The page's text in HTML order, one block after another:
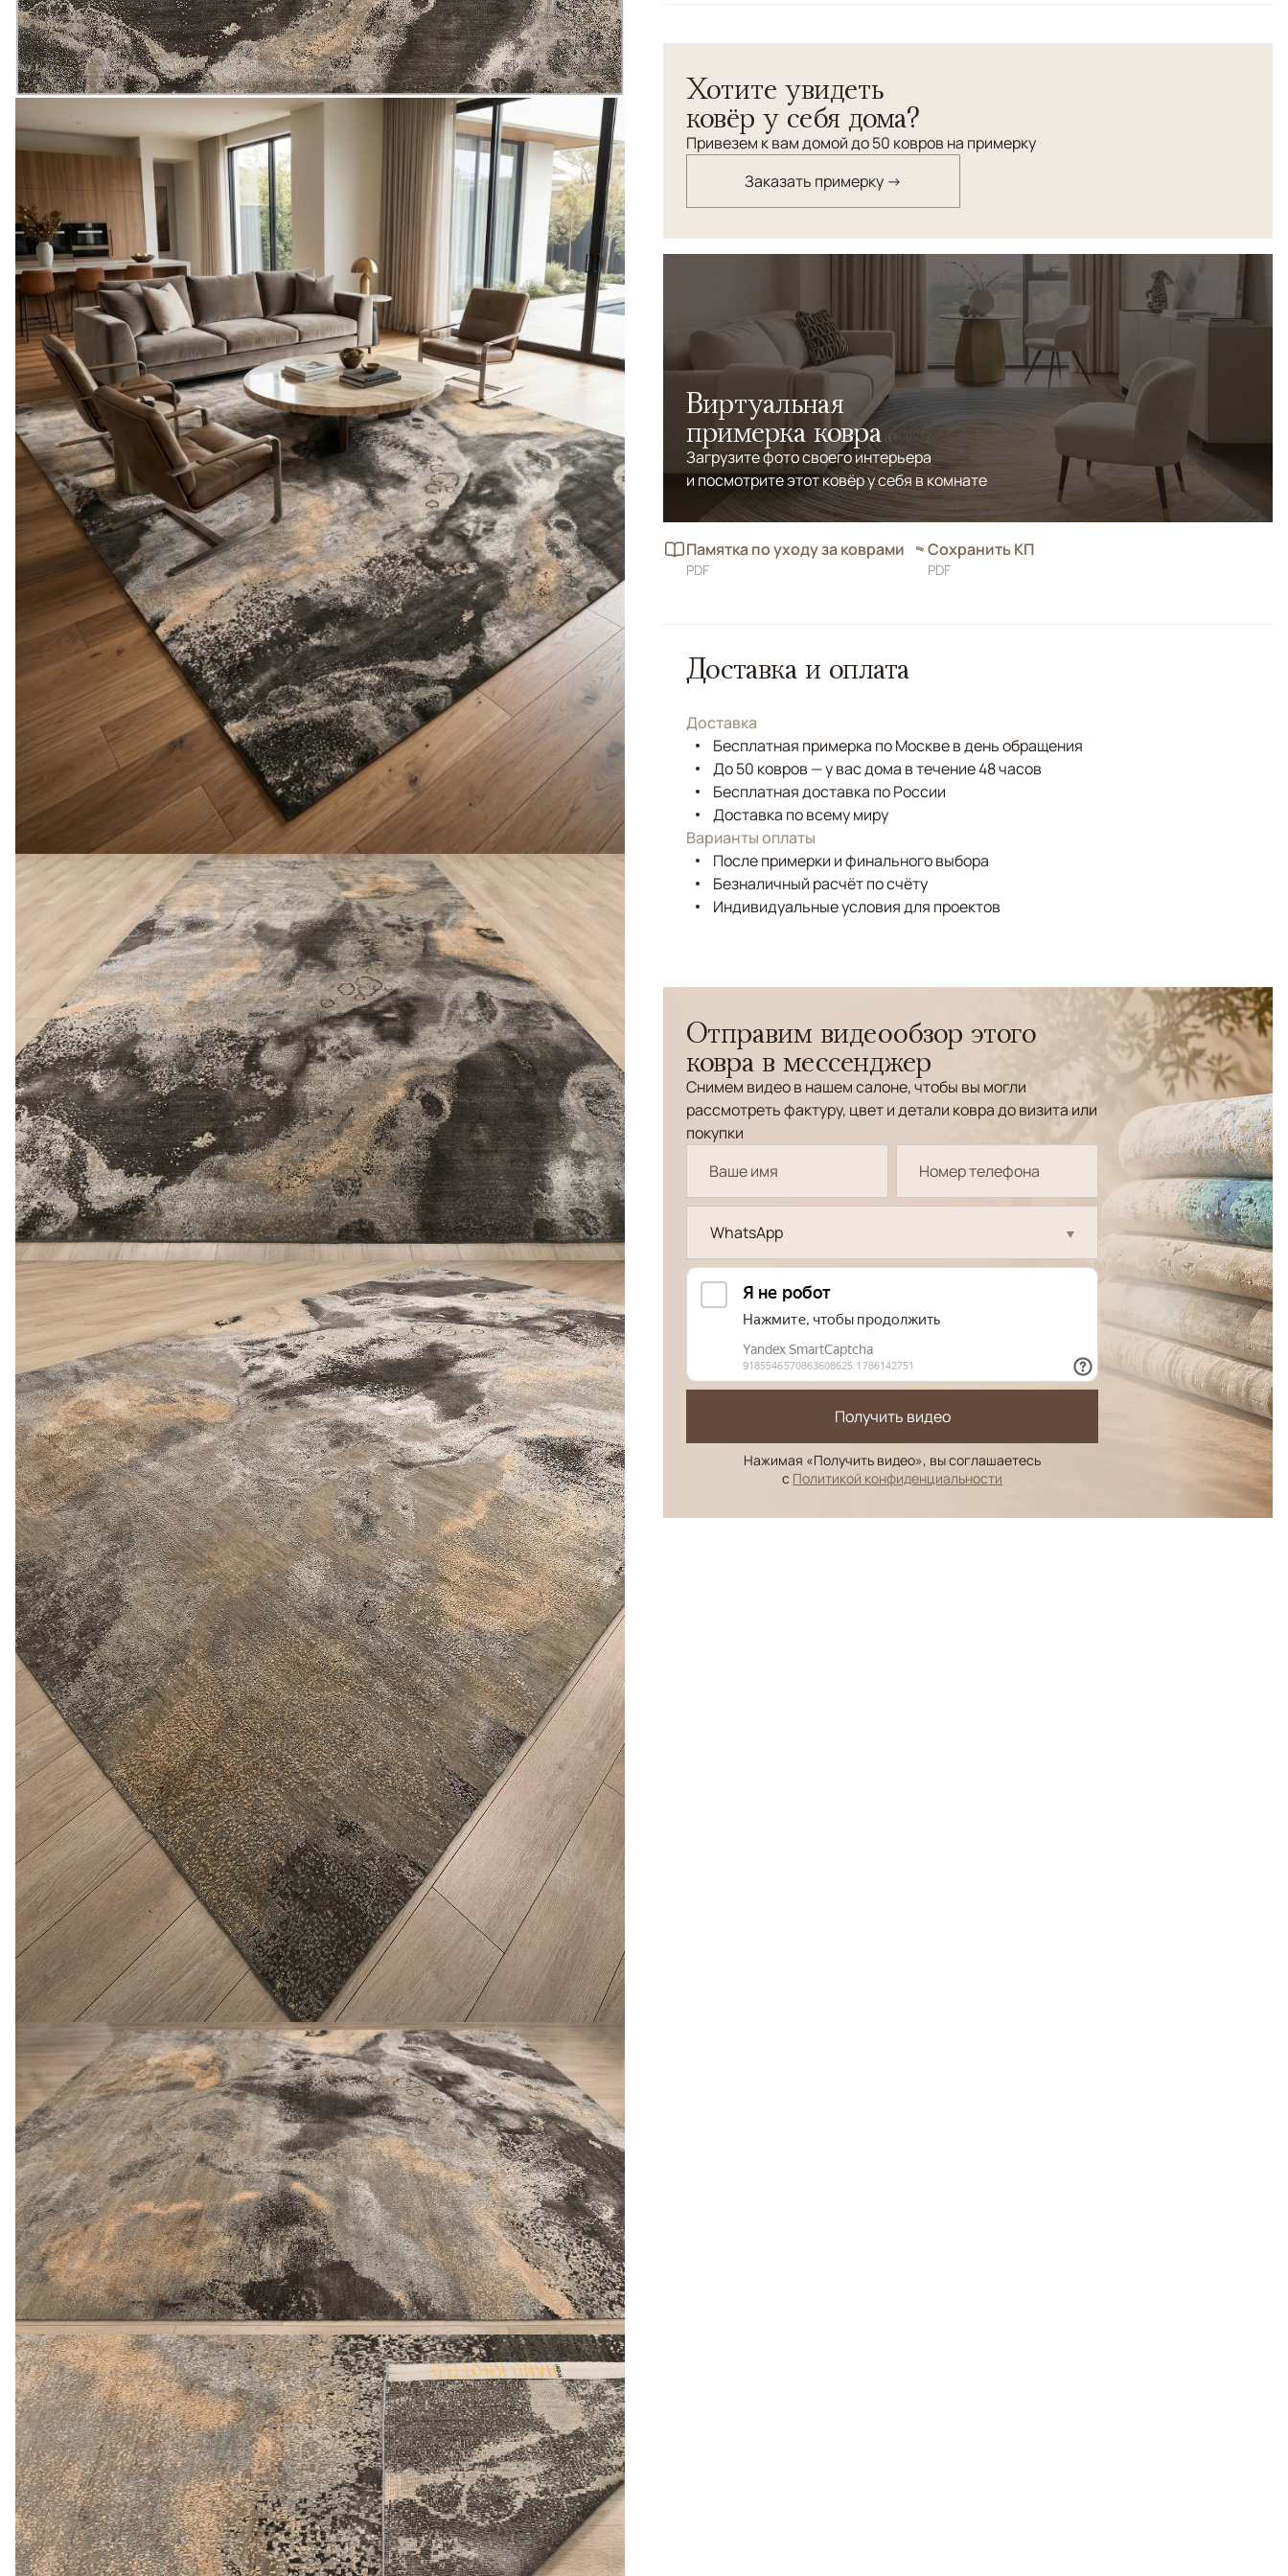
Хотите увидеть
ковёр у себя дома?
Привезем к вам домой до 50 ковров на примерку
Заказать примерку →
Виртуальная
примерка ковра
Загрузите фото своего интерьера
и посмотрите этот ковёр у себя в комнате
Памятка по уходу за коврами
PDF
Сохранить КП
PDF
Доставка и оплата
Доставка
Бесплатная примерка по Москве в день обращения
До 50 ковров — у вас дома в течение 48 часов
Бесплатная доставка по России
Доставка по всему миру
Варианты оплаты
После примерки и финального выбора
Безналичный расчёт по счёту
Индивидуальные условия для проектов
Отправим видеообзор этого
ковра в мессенджер
Снимем видео в нашем салоне, чтобы вы могли
рассмотреть фактуру, цвет и детали ковра до визита или
покупки
WhatsApp
Получить видео
Нажимая «Получить видео», вы соглашаетесь
с Политикой конфиденциальности